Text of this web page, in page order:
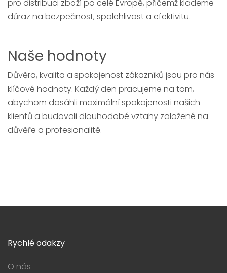
pro distribuci zboží po celé Evropě, přičemž klademe
důraz na bezpečnost, spolehlivost a efektivitu.
Naše hodnoty
Důvěra, kvalita a spokojenost zákazníků jsou pro nás
klíčové hodnoty. Každý den pracujeme na tom,
abychom dosáhli maximální spokojenosti našich
klientů a budovali dlouhodobé vztahy založené na
důvěře a profesionalitě.
Rychlé odakzy
O nás